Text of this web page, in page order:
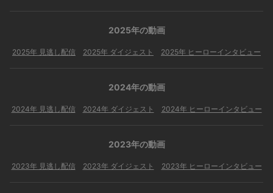
2025年の動画
2025年 見逃し配信 2025年 ダイジェスト 2025年 ヒーローインタビュー
2024年の動画
2024年 見逃し配信 2024年 ダイジェスト 2024年 ヒーローインタビュー
2023年の動画
2023年 見逃し配信 2023年 ダイジェスト 2023年 ヒーローインタビュー